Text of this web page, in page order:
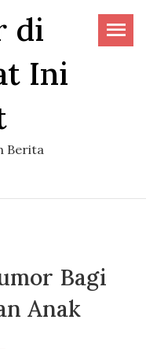
di
Ini
Berita
Bagi
Anak